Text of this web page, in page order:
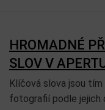
HROMADNÉ
SLOV V
Klíčová slova jsou
fotografií podle jejich